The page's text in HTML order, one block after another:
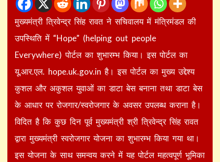
मुख्यमंत्री त्रिवेन्द्र सिंह रावत ने सचिवालय में मंत्रिमंडल की
उपस्थिति में “Hope” (helping out people
Everywhere) पोर्टल का शुभारम्भ किया। इस पोर्टल का
यू.आर.एल. hope.uk.gov.in है। इस पोर्टल का मुख्य उद्देश्य
कुशल और अकुशल युवाओं का डाटा बेस बनाना तथा डाटा बेस
के आधार पर रोजगार/स्वरोजगार के अवसर उपलब्ध कराना है।
विदित है कि कुछ दिन पूर्व मुख्यमंत्री श्री त्रिवेन्द्र सिंह रावत
द्वारा मुख्यमंत्री स्वरोजगार योजना का शुभारम्भ किया गया था।
इस योजना के साथ समन्वय करने में यह पोर्टल महत्वपूर्ण भूमिका